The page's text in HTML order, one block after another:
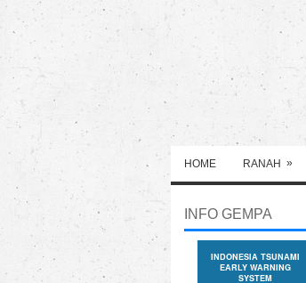
HOME RANAH »
INFO GEMPA